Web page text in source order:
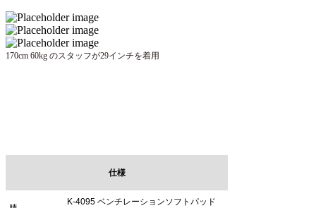
170cm 60kg のスタッフが29インチを着用
仕様
K-4095 ベンチレーションソフトパッド